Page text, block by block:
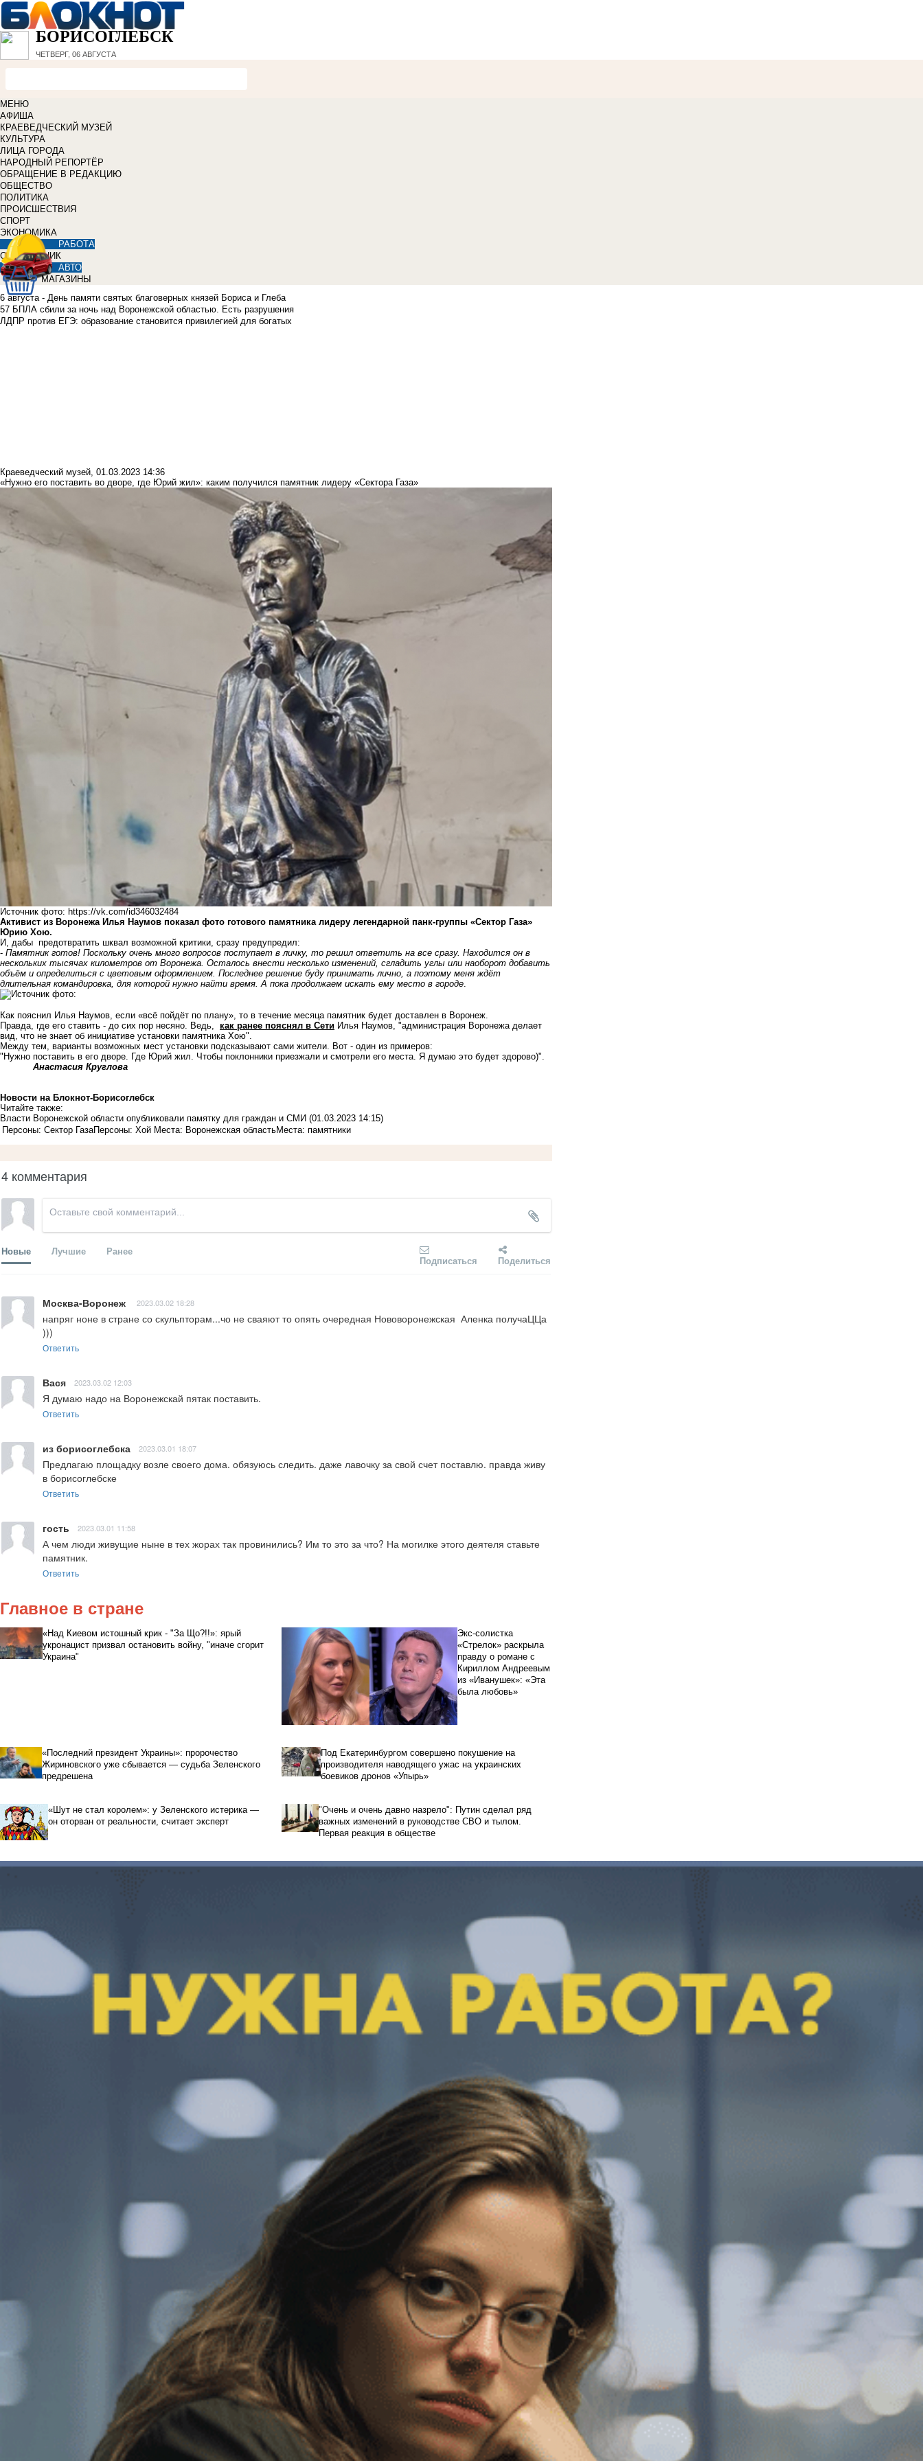
БОРИСОГЛЕБСК
ЧЕТВЕРГ, 06 АВГУСТА
МЕНЮ
АФИША
КРАЕВЕДЧЕСКИЙ МУЗЕЙ
КУЛЬТУРА
ЛИЦА ГОРОДА
НАРОДНЫЙ РЕПОРТЁР
ОБРАЩЕНИЕ В РЕДАКЦИЮ
ОБЩЕСТВО
ПОЛИТИКА
ПРОИСШЕСТВИЯ
СПОРТ
ЭКОНОМИКА
РАБОТА
СПРАВОЧНИК
АВТО
МАГАЗИНЫ
6 августа - День памяти святых благоверных князей Бориса и Глеба
57 БПЛА сбили за ночь над Воронежской областью. Есть разрушения
ЛДПР против ЕГЭ: образование становится привилегией для богатых
Краеведческий музей, 01.03.2023 14:36
«Нужно его поставить во дворе, где Юрий жил»: каким получился памятник лидеру «Сектора Газа»
Источник фото: https://vk.com/id346032484
Активист из Воронежа Илья Наумов показал фото готового памятника лидеру легендарной панк-группы «Сектор Газа»
Юрию Хою.
И, дабы предотвратить шквал возможной критики, сразу предупредил:
- Памятник готов! Поскольку очень много вопросов поступает в личку, то решил ответить на все сразу. Находится он в
нескольких тысячах километров от Воронежа. Осталось внести несколько изменений, сгладить углы или наоборот добавить
объём и определиться с цветовым оформлением. Последнее решение буду принимать лично, а поэтому меня ждёт
длительная командировка, для которой нужно найти время. А пока продолжаем искать ему место в городе
Как пояснил Илья Наумов, если «всё пойдёт по плану», то в течение месяца памятник будет доставлен в Воронеж.
Правда, где его ставить - до сих пор несяно. Ведь, как ранее пояснял в Сети Илья Наумов, "администрация Воронежа делает
вид, что не знает об инициативе установки памятника Хою".
Между тем, варианты возможных мест установки подсказывают сами жители. Вот - один из примеров:
"Нужно поставить в его дворе. Где Юрий жил. Чтобы поклонники приезжали и смотрели его места. Я думаю это будет здорово)".
Анастасия Круглова
Новости на Блoкнoт-Борисоглебск
Читайте также:
Власти Воронежской области опубликовали памятку для граждан и СМИ (01.03.2023 14:15)
Персоны: Сектор ГазаПерсоны: Хой Места: Воронежская областьМеста: памятники
4 комментария
Новые Лучшие Ранее
Подписаться Поделиться
Москва-Воронеж 2023.03.02 18:28
напряг ноне в стране со скульпторам...чо не сваяют то опять очередная Нововоронежская  Аленка получаЦЦа
)))
Ответить
Вася 2023.03.02 12:03
Я думаю надо на Воронежскай пятак поставить.
Ответить
из борисоглебска 2023.03.01 18:07
Предлагаю площадку возле своего дома. обязуюсь следить. даже лавочку за свой счет поставлю. правда живу
в борисоглебске
Ответить
гость 2023.03.01 11:58
А чем люди живущие ныне в тех жорах так провинились? Им то это за что? На могилке этого деятеля ставьте
памятник.
Ответить
Главное в стране
«Над Киевом истошный крик - "За Що?!!»: ярый
укронацист призвал остановить войну, "иначе сгорит
Украина"
Экс-солистка
«Стрелок» раскрыла
правду о романе с
Кириллом Андреевым
из «Иванушек»: «Эта
была любовь»
«Последний президент Украины»: пророчество
Жириновского уже сбывается — судьба Зеленского
предрешена
Под Екатеринбургом совершено покушение на
производителя наводящего ужас на украинских
боевиков дронов «Упырь»
«Шут не стал королем»: у Зеленского истерика —
он оторван от реальности, считает эксперт
"Очень и очень давно назрело": Путин сделал ряд
важных изменений в руководстве СВО и тылом.
Первая реакция в обществе